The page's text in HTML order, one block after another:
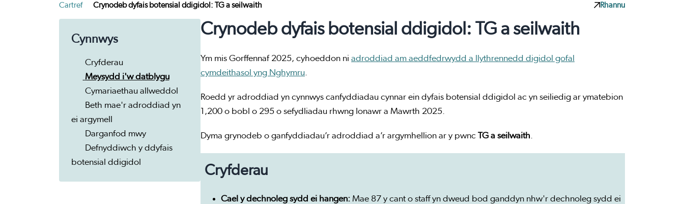
Cartref Crynodeb dyfais botensial ddigidol: TG a seilwaith Rhannu
Cynnwys
Cryfderau
Meysydd i'w datblygu
Cymariaethau allweddol
Beth mae'r adroddiad yn
ei argymell
Darganfod mwy
Defnyddiwch y ddyfais
botensial ddigidol
Crynodeb dyfais botensial ddigidol: TG a seilwaith
Ym mis Gorffennaf 2025, cyhoeddon ni adroddiad am aeddfedrwydd a llythrennedd digidol gofal
cymdeithasol yng Nghymru.
Roedd yr adroddiad yn cynnwys canfyddiadau cynnar ein dyfais botensial ddigidol ac yn seiliedig ar ymatebion
1,200 o bobl o 295 o sefydliadau rhwng Ionawr a Mawrth 2025.
Dyma grynodeb o ganfyddiadau’r adroddiad a’r argymhellion ar y pwnc TG a seilwaith.
Cryfderau
Cael y dechnoleg sydd ei hangen: Mae 87 y cant o staff yn dweud bod ganddyn nhw'r dechnoleg sydd ei